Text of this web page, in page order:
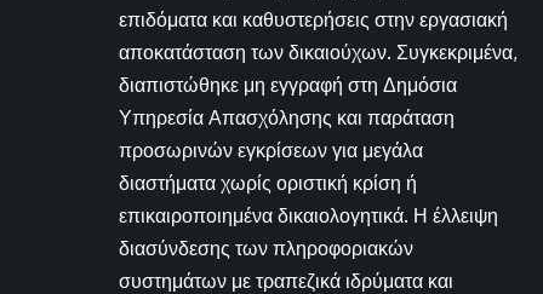
επιδόματα και καθυστερήσεις στην εργασιακή
αποκατάσταση των δικαιούχων. Συγκεκριμένα,
διαπιστώθηκε μη εγγραφή στη Δημόσια
Υπηρεσία Απασχόλησης και παράταση
προσωρινών εγκρίσεων για μεγάλα
διαστήματα χωρίς οριστική κρίση ή
επικαιροποιημένα δικαιολογητικά. Η έλλειψη
διασύνδεσης των πληροφοριακών
συστημάτων με τραπεζικά ιδρύματα και